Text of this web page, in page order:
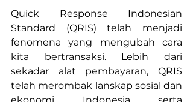
Quick Response Indonesian
Standard (QRIS) telah menjadi
fenomena yang mengubah cara
kita bertransaksi. Lebih dari
sekadar alat pembayaran, QRIS
telah merombak lanskap sosial dan